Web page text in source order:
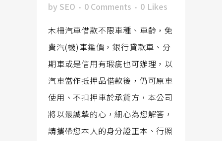
by SEO 0 Comments 0 Likes
木柵汽車借款不限車種、車齡，免
費汽(機)車鑑價，銀行貸款車、分
期車或是信用有瑕疵也可辦理，以
汽車當作抵押品借款後，仍可原車
使用、不扣押車於承貸方，本公司
將以最誠摯的心，細心為您解答，
請攜帶您本人的身分證正本、行照